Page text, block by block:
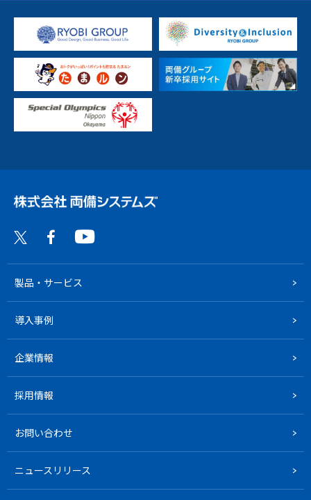
製品・サービス
導入事例
企業情報
採用情報
お問い合わせ
ニュースリリース